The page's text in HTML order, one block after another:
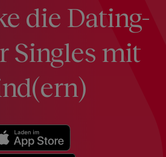
die Dating-
Singles mit